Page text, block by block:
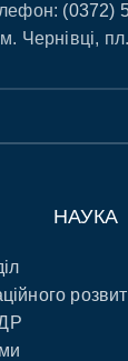
(0372)
Чернівці,
НАУКА